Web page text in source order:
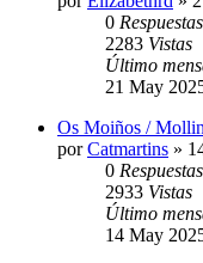
0 Respuestas
2283 Vistas
Último
21 May
Os Moiños /
porCatmartins »
0 Respuestas
2933 Vistas
Último
14 May